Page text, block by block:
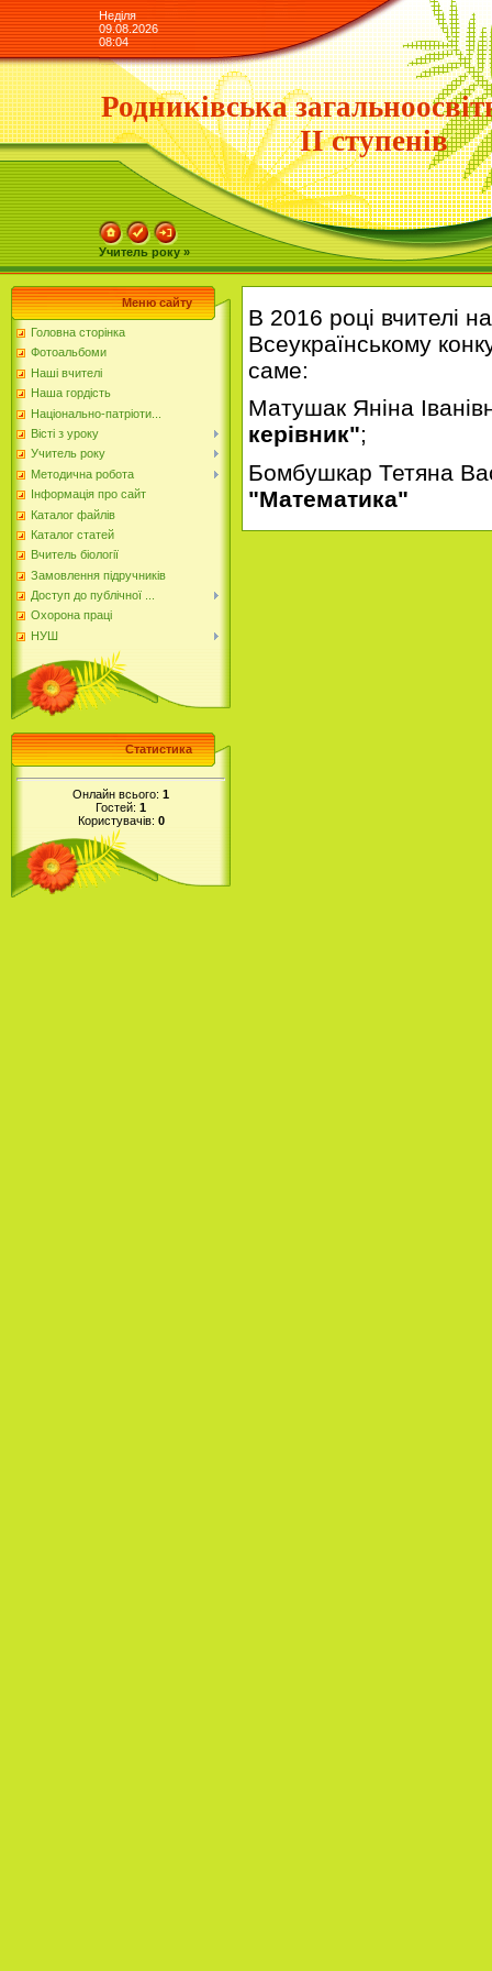
Неділя
09.08.2026
08:04
Родниківська
ІІ ступенів
Учитель року »
Меню сайту
Головна сторінка
Фотоальбоми
Наші вчителі
Наша гордість
Національно-патріоти...
Вісті з уроку
Учитель року
Методична робота
Інформація про сайт
Каталог файлів
Каталог статей
Вчитель біології
Замовлення підручників
Доступ до публічної ...
Охорона праці
НУШ
Статистика
Онлайн всього: 1
Гостей: 1
Користувачів: 0
В 2016 році вчителі
Всеукраїнському
саме:
Матушак Яніна
керівник";
Бомбушкар Тетяна
"Математика"